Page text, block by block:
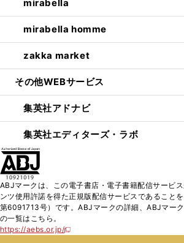
mirabella
mirabella homme
zakka market
その他WEBサービス
集英社アドナビ
集英社エディターズ・ラボ
ABJマークは、この電子書店・電子書籍配信サービ
ンツ使用許諾を得た正規版配信サービスであること
第6091713号）です。ABJマークの詳細、ABJマー
の一覧はこちら。
https://aebs.or.jp/
新